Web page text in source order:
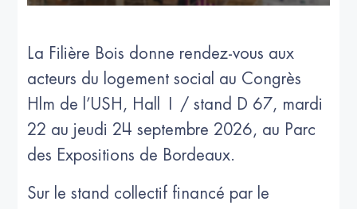
La Filière Bois donne rendez-vous aux
acteurs du logement social au Congrès
Hlm de l’USH, Hall 1 / stand D 67, mardi
22 au jeudi 24 septembre 2026, au Parc
des Expositions de Bordeaux.
Sur le stand collectif financé par le